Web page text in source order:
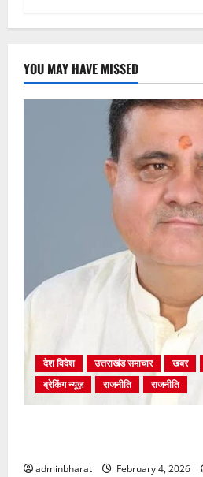
YOU MAY HAVE MISSED
देश विदेश उत्तराखंड समाचार खबर
ब्रेकिंग न्यूज़
राजनीति राजनीति
adminbharat February 4, 2026